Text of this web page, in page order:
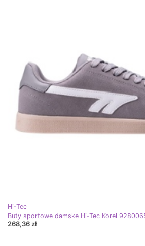
Hi-Tec
Buty sportowe damske Hi-Tec Korel
268,36 zł